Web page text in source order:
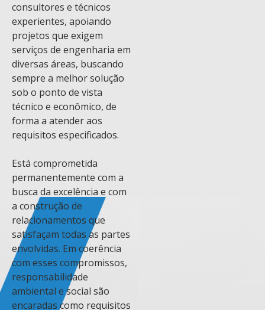
consultores e técnicos
experientes, apoiando
projetos que exigem
serviços de engenharia em
diversas áreas, buscando
sempre a melhor solução
sob o ponto de vista
técnico e econômico, de
forma a atender aos
requisitos especificados.
Está comprometida
permanentemente com a
busca da excelência e com
a construção de
relacionamentos que
satisfaçam todas as partes
envolvidas. Em coerência
com esses compromissos,
responsabilidade
ambiental e social são
encaradas como requisitos